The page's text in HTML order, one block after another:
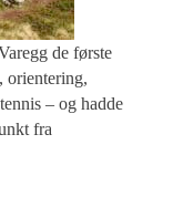
de første
orientering,
– og hadde
fra